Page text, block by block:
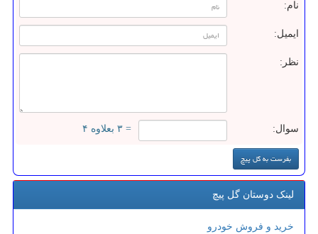
نام:
ایمیل:
نظر:
سوال: = ۳ بعلاوه ۴
لینک دوستان گل پیچ
خرید و فروش خودرو